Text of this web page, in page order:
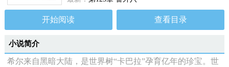
开始阅读 查看目录
小说简介
希尔来自黑暗大陆，是世界树“卡巴拉”孕育亿年的珍宝。世